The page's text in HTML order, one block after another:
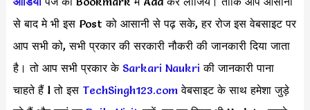
से बाद मे भी इस Post को आसानी से पढ़ सके, हर रोज इस वेबसाइट पर
आप सभी को, सभी प्रकार की सरकारी नौकरी की जानकारी दिया जाता
है। तो आप सभी प्रकार केSarkari Naukriकी जानकारी पाना
चाहते हैं l तो इस TechSingh123.comवेबसाइट के साथ हमेशा जुड़े